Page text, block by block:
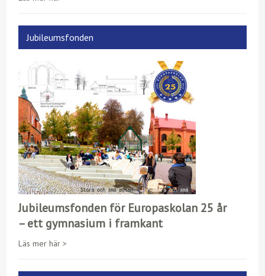
Jubileumsfonden
Jubileumsfonden för Europaskolan 25 år
– ett gymnasium i framkant
Läs mer här >